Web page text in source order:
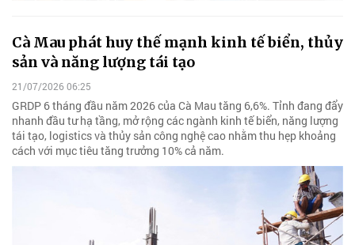
Cà Mau phát huy thế mạnh kinh tế biển, thủy
sản và năng lượng tái tạo
21/07/2026 06:25
GRDP 6 tháng đầu năm 2026 của Cà Mau tăng 6,6%. Tỉnh đang đẩy
nhanh đầu tư hạ tầng, mở rộng các ngành kinh tế biển, năng lượng
tái tạo, logistics và thủy sản công nghệ cao nhằm thu hẹp khoảng
cách với mục tiêu tăng trưởng 10% cả năm.